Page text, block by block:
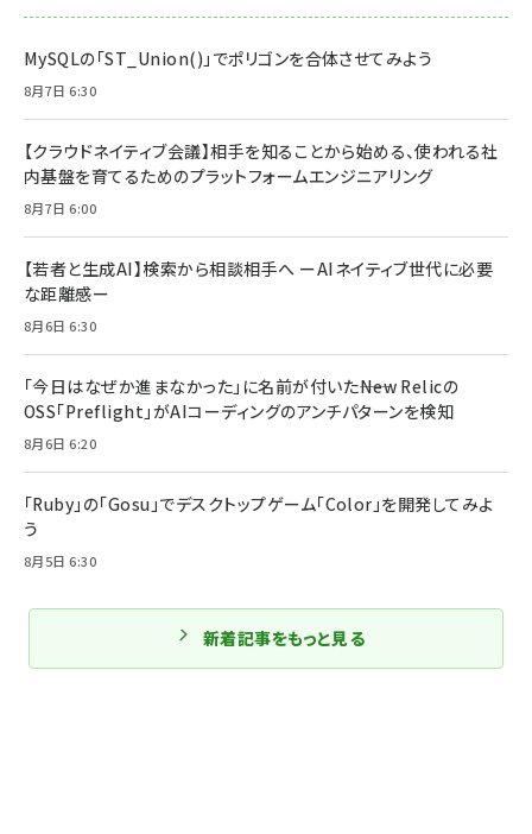
MySQLの「ST_Union()」でポリゴンを合体させてみよう
8月7日 6:30
【クラウドネイティブ会議】相手を知ることから始める、使われる社
内基盤を育てるためのプラットフォームエンジニアリング
8月7日 6:00
【若者と生成AI】検索から相談相手へ ーAIネイティブ世代に必要
な距離感ー
8月6日 6:30
「今日はなぜか進まなかった」に名前が付いた――New Relicの
OSS「Preflight」がAIコーディングのアンチパターンを検知
8月6日 6:20
「Ruby」の「Gosu」でデスクトップゲーム「Color」を開発してみよ
う
8月5日 6:30
新着記事をもっと見る